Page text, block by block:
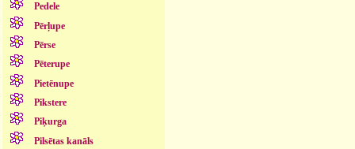
Pedele
Pērļupe
Pērse
Pēterupe
Pietēnupe
Pikstere
Piķurga
Pilsētas kanāls